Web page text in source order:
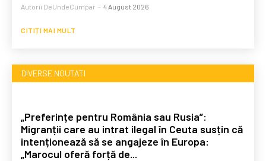
Autorii DeUndeCumpar - 4 August 2026
CITIȚI MAI MULT
DIVERSE NOUTATI
„Preferințe pentru România sau Rusia”:
Migranții care au intrat ilegal în Ceuta susțin că
intenționează să se angajeze în Europa:
„Marocul oferă forță de...